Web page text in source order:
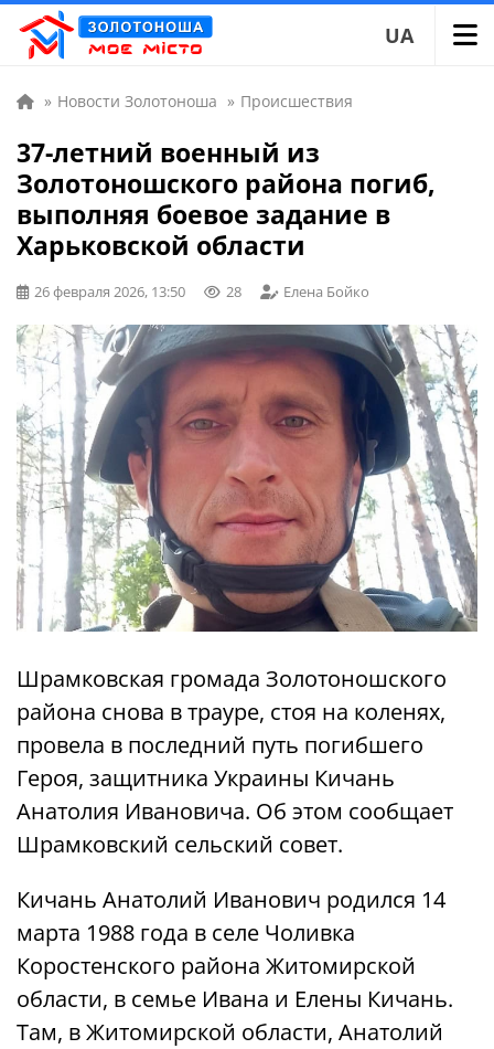
UA
» Новости Золотоноша » Происшествия
37-летний военный из
Золотоношского района погиб,
выполняя боевое задание в
Харьковской области
26 февраля 2026, 13:50 28 Елена Бойко
Шрамковская громада Золотоношского
района снова в трауре, стоя на коленях,
провела в последний путь погибшего
Героя, защитника Украины Кичань
Анатолия Ивановича. Об этом сообщает
Шрамковский сельский совет.
Кичань Анатолий Иванович родился 14
марта 1988 года в селе Чоливка
Коростенского района Житомирской
области, в семье Ивана и Елены Кичань.
Там, в Житомирской области, Анатолий